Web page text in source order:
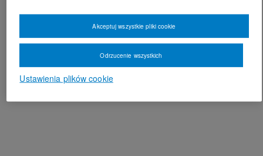
Ustawienia plików cookie
Odrzucenie wszystkich
Akceptuj wszystkie pliki cookie